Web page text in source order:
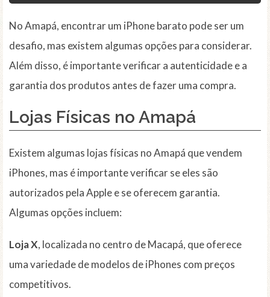
No Amapá, encontrar um iPhone barato pode ser um
desafio, mas existem algumas opções para considerar.
Além disso, é importante verificar a autenticidade e a
garantia dos produtos antes de fazer uma compra.
Lojas Físicas no Amapá
Existem algumas lojas físicas no Amapá que vendem
iPhones, mas é importante verificar se eles são
autorizados pela Apple e se oferecem garantia.
Algumas opções incluem:
Loja X, localizada no centro de Macapá, que oferece
uma variedade de modelos de iPhones com preços
competitivos.